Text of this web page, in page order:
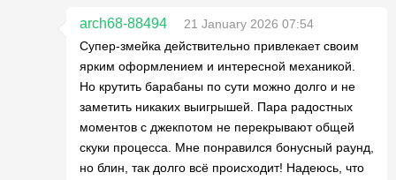
arch68-88494
21 January 2026 07:54
Супер-змейка действительно привлекает своим
ярким оформлением и интересной механикой.
Но крутить барабаны по сути можно долго и не
заметить никаких выигрышей. Пара радостных
моментов с джекпотом не перекрывают общей
скуки процесса. Мне понравился бонусный раунд,
но блин, так долго всё происходит! Надеюсь, что